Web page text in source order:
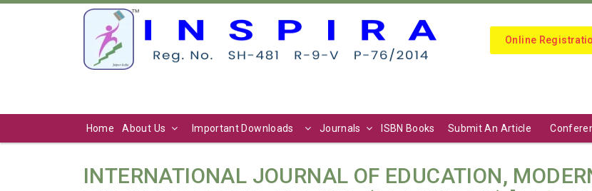
Online
Home About Us Important Downloads Journals ISBN Books Submit An Article
INTERNATIONAL JOURNAL OF EDUCATION,